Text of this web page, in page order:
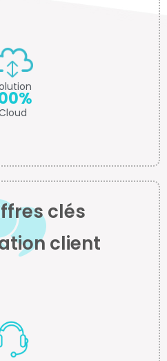
clés
client